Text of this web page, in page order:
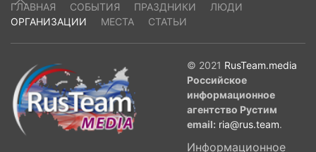
ГЛАВНАЯ СОБЫТИЯ ПРАЗДНИКИ
ЛЮДИ
ОРГАНИЗАЦИИ
МЕСТА СТАТЬИ
© 2021 RusTeam.media
Российское
информационное
агентство Рустим
email: ria@rus.team.
Информационное